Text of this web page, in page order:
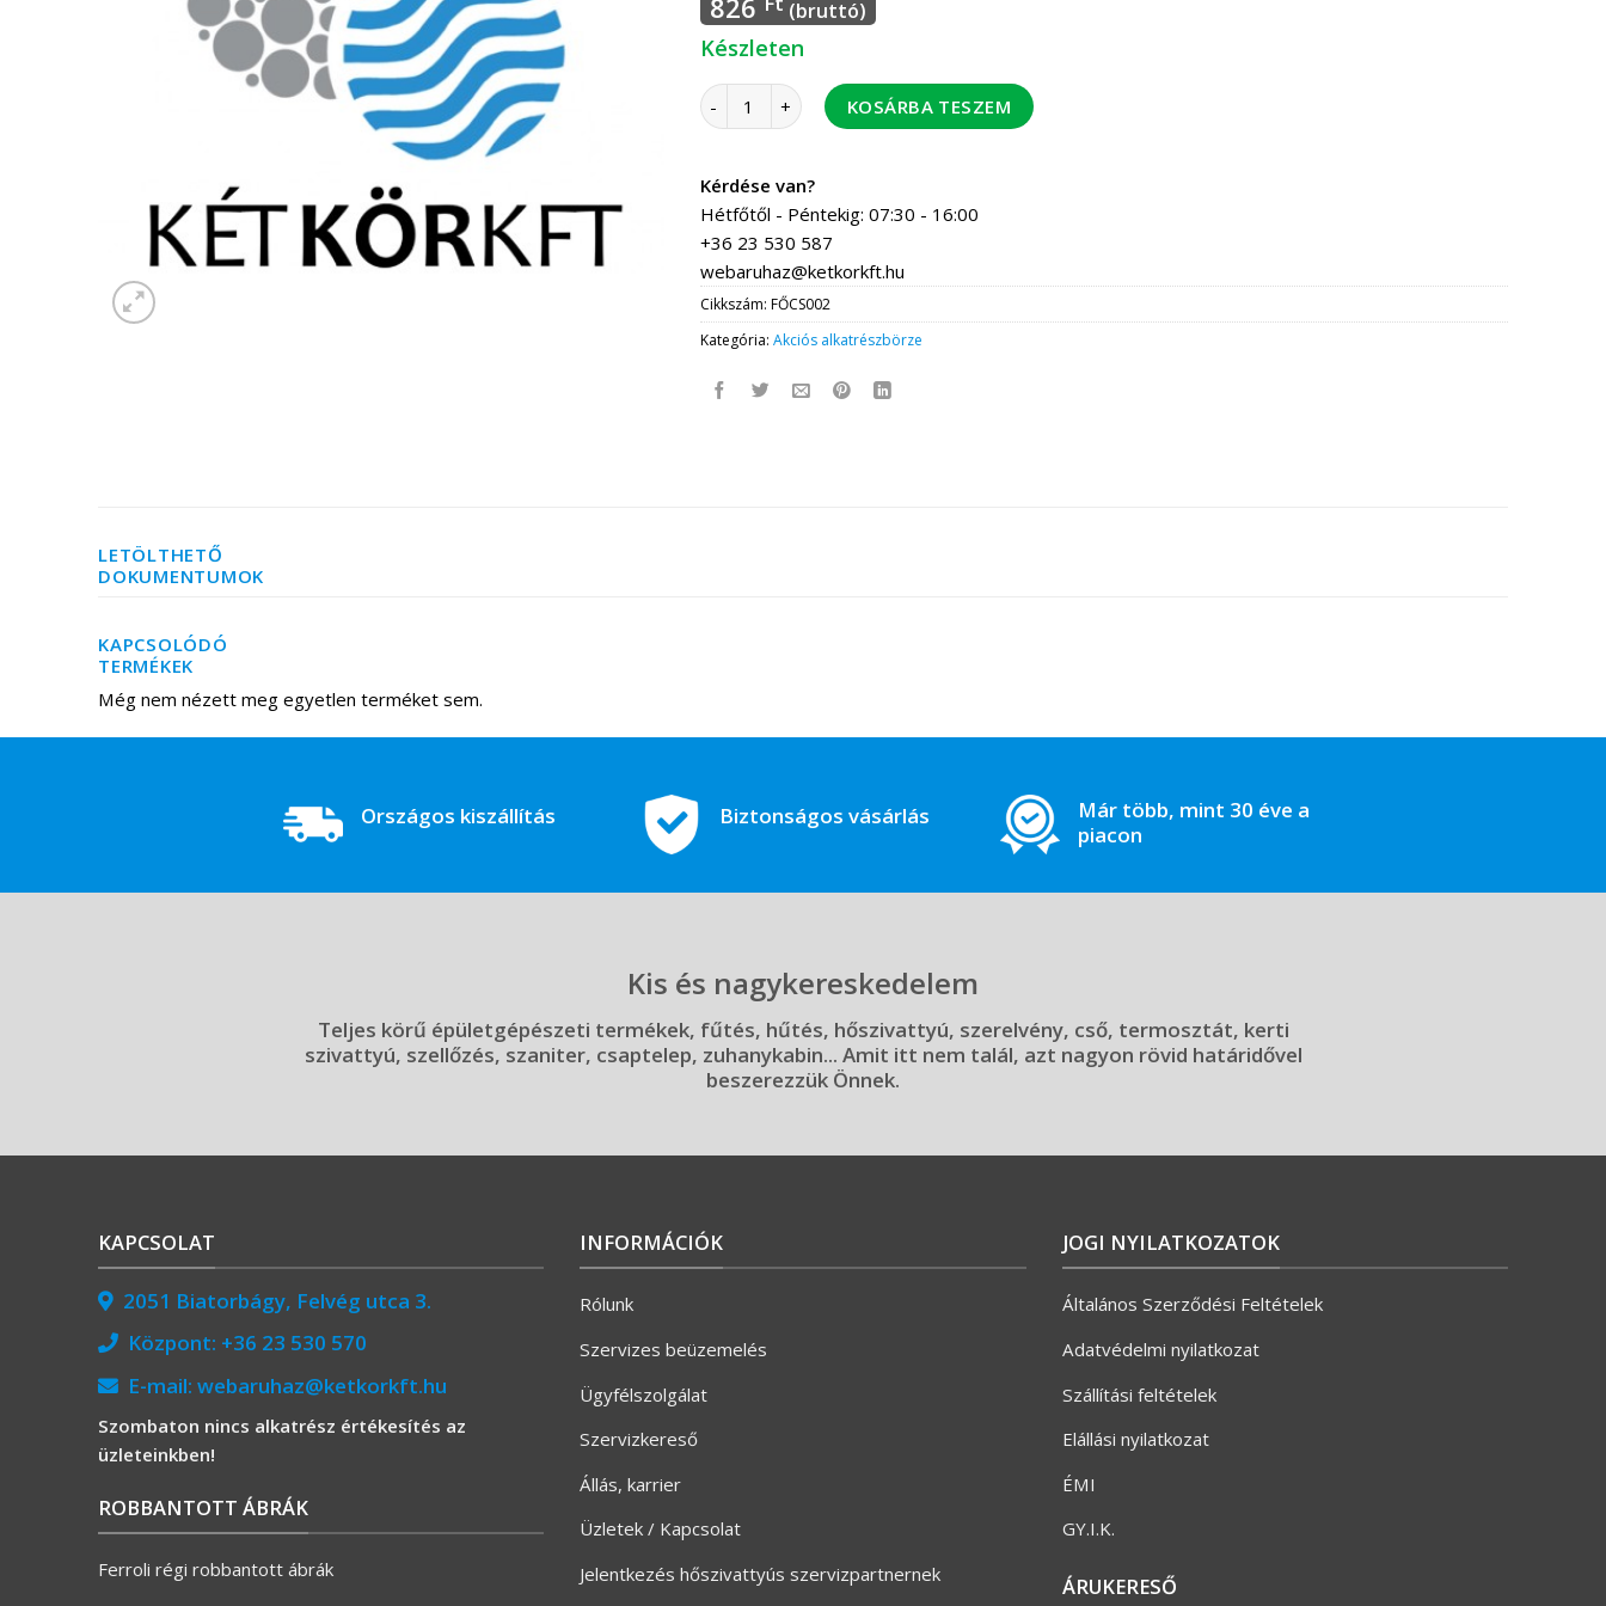
826 (bruttó)
Készleten
Gázcsap termoelembiztosítással vegyes Siesta,pb-gázkészülékek, mennyiség
KOSÁRBA TESZEM
Kérdése van?
Hétfőtől - Péntekig: 07:30 - 16:00
+36 23 530 587
webaruhaz@ketkorkft.hu
Cikkszám:FŐCS002
Kategória:Akciós alkatrészbörze
LETÖLTHETŐ
DOKUMENTUMOK
KAPCSOLÓDÓ
TERMÉKEK
Még nem nézett meg egyetlen terméket sem.
Országos kiszállítás Biztonságos vásárlás
Már több, mint 30 éve a
piacon
Kis és nagykereskedelem
Teljes körű épületgépészeti termékek, fűtés, hűtés, hőszivattyú, szerelvény, cső, termosztát, kerti
szivattyú, szellőzés, szaniter, csaptelep, zuhanykabin... Amit itt nem talál, azt nagyon rövid határidővel
beszerezzük Önnek.
KAPCSOLAT
2051 Biatorbágy, Felvég utca 3.
Központ: +36 23 530 570
E-mail: webaruhaz@ketkorkft.hu
Szombaton nincs alkatrész értékesítés az
üzleteinkben!
ROBBANTOTT ÁBRÁK
Ferroli régi robbantott ábrák
INFORMÁCIÓK
Rólunk
Szervizes beüzemelés
Ügyfélszolgálat
Szervizkereső
Állás, karrier
Üzletek / Kapcsolat
Jelentkezés hőszivattyús szervizpartnernek
JOGI NYILATKOZATOK
Általános Szerződési Feltételek
Adatvédelmi nyilatkozat
Szállítási feltételek
Elállási nyilatkozat
ÉMI
GY.I.K.
ÁRUKERESŐ